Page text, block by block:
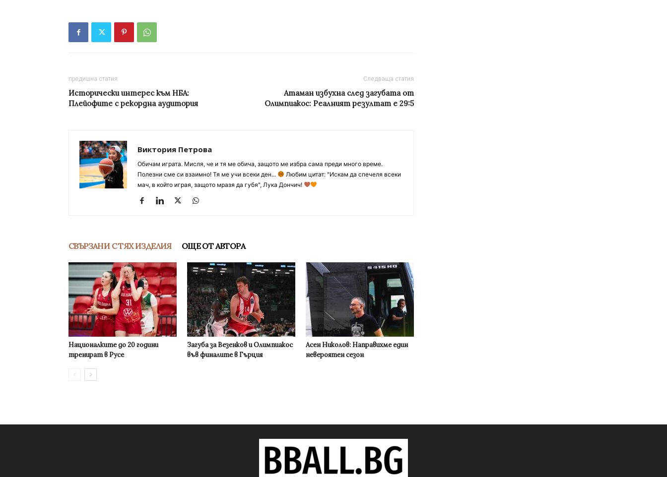
предишна статия
Исторически интерес към НБА:
Плейофите с рекордна аудитория
Следваща статия
Атаман избухна след загубата от
Олимпиакос: Реалният резултат е 29:5
Виктория Петрова
Обичам играта. Мисля, че и тя ме обича, защото ме избра сама преди много време.
Полезни сме си взаимно! Тя ме учи всеки ден...
Любим цитат: "Искам да спечеля всеки
мач, в който играя, защото мразя да губя", Лука Дончич!
СВЪРЗАНИ С ТЯХ ИЗДЕЛИЯ ОЩЕ ОТ АВТОРА
Националките до 20 години
тренират в Русе
Загуба за Везенков и Олимпиакос
във финалите в Гърция
Асен Николов: Направихме един
невероятен сезон